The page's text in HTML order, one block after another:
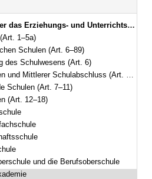
in der Fassung der Bekanntmachung vom 31. Mai 2000 (GVBl. S. 414, 632) BayRS 2230-1-1-K (Art. 1–125)
1–5a)
Schulen (Art. 6–89)
des Schulwesens (Art. 6)
Mittlerer Schulabschluss (Art. 7–25)
Schulen (Art. 7–11)
(Art. 12–18)
und die Berufsoberschule